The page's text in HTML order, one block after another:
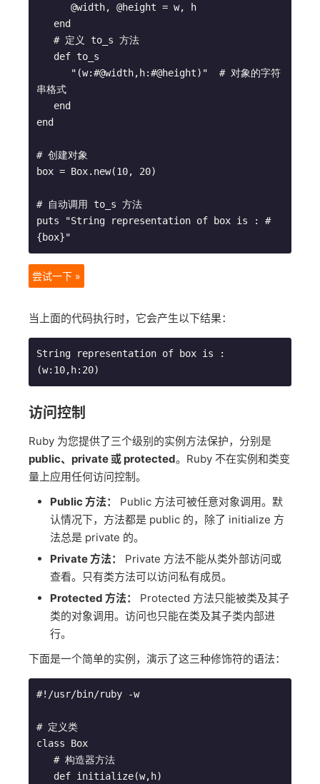
串格式
end
# 创建对象
box = Box.new(10, 20)
# 自动调用 to_s 方法
puts "String representation of box is : #
尝试一下 »
当上面的代码执行时，它会产生以下结果：
String representation of box is :
访问控制
Ruby 为您提供了三个级别的实例方法保护，分别是
public、private 或 protected。Ruby 不在实例和类变
量上应用任何访问控制。
Public 方法：
Public 方法可被任意对象调用。默
认情况下，方法都是 public 的，除了 initialize 方
法总是 private 的。
Private 方法：
Private 方法不能从类外部访问或
查看。只有类方法可以访问私有成员。
Protected 方法：
Protected 方法只能被类及其子
类的对象调用。访问也只能在类及其子类内部进
行。
下面是一个简单的实例，演示了这三种修饰符的语法：
#!/usr/bin/ruby -w
# 定义类
class Box